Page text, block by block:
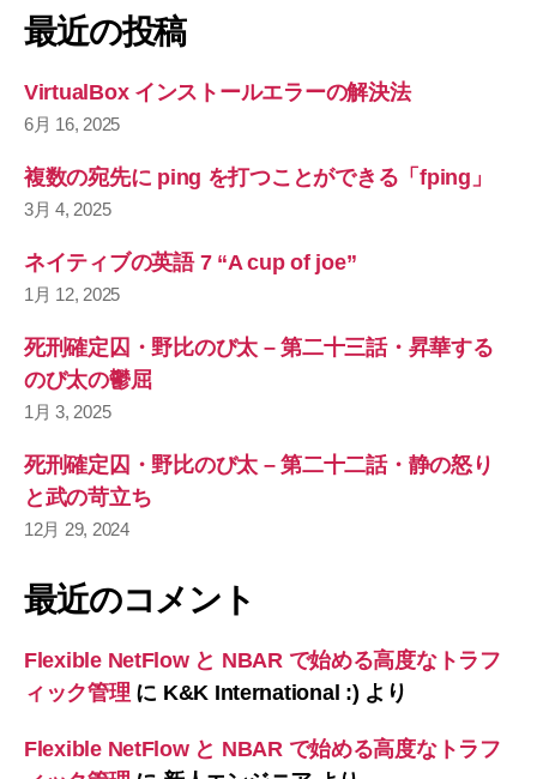
象
最近の投稿
VirtualBox インストールエラーの解決法
6月 16, 2025
複数の宛先に ping を打つことができる「fping」
3月 4, 2025
ネイティブの英語 7 “A cup of joe”
1月 12, 2025
死刑確定囚・野比のび太 – 第二十三話・昇華する
のび太の鬱屈
1月 3, 2025
死刑確定囚・野比のび太 – 第二十二話・静の怒り
と武の苛立ち
12月 29, 2024
最近のコメント
Flexible NetFlow と NBAR で始める高度なトラフ
ィック管理 に K&K International :) より
Flexible NetFlow と NBAR で始める高度なトラフ